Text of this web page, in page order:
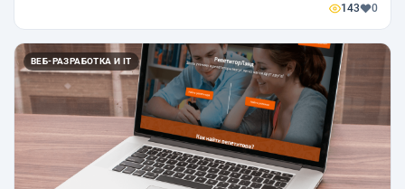
143 0
ВЕБ-РАЗРАБОТКА И IT